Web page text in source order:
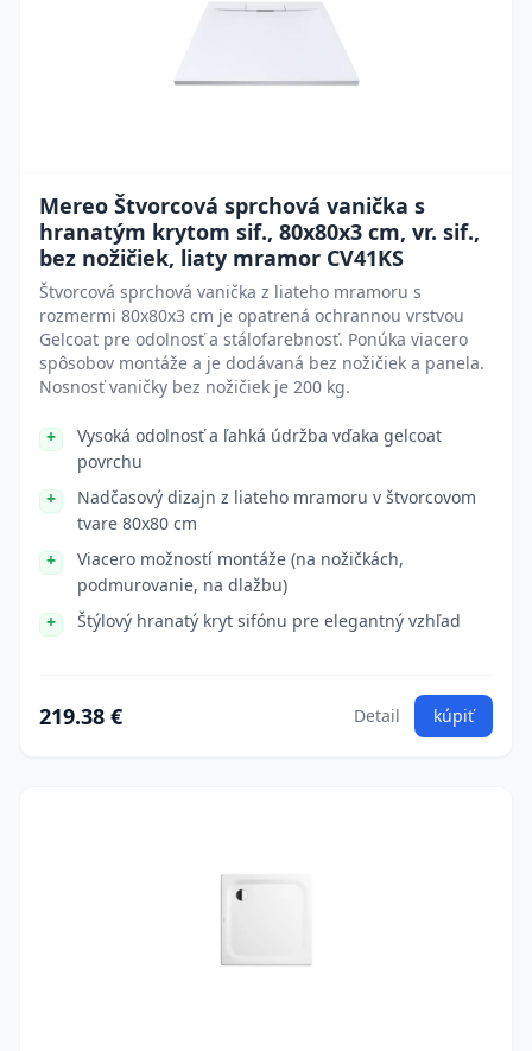
Mereo Štvorcová sprchová vanička s
hranatým krytom sif., 80x80x3 cm, vr. sif.,
bez nožičiek, liaty mramor CV41KS
Štvorcová sprchová vanička z liateho mramoru s
rozmermi 80x80x3 cm je opatrená ochrannou vrstvou
Gelcoat pre odolnosť a stálofarebnosť. Ponúka viacero
spôsobov montáže a je dodávaná bez nožičiek a panela.
Nosnosť vaničky bez nožičiek je 200 kg.
Vysoká odolnosť a ľahká údržba vďaka gelcoat
povrchu
Nadčasový dizajn z liateho mramoru v štvorcovom
tvare 80x80 cm
Viacero možností montáže (na nožičkách,
podmurovanie, na dlažbu)
Štýlový hranatý kryt sifónu pre elegantný vzhľad
219.38 € Detail kúpiť